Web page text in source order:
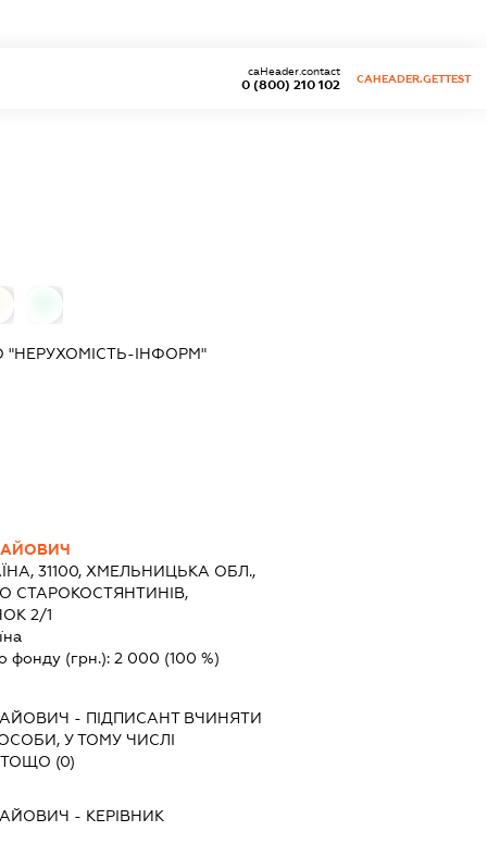
0 (800) 210 102
caHeader.contact
CAHEADER.GETTEST
"НЕРУХОМІСТЬ-ІНФОРМ"
31100, ХМЕЛЬНИЦЬКА ОБЛ.,
СТАРОКОСТЯНТИНІВ,
2/1
фонду (грн.): 2 000 (100 %)
- ПІДПИСАНТВЧИНЯТИ
У ТОМУ ЧИСЛІ
(0)
- КЕРІВНИК